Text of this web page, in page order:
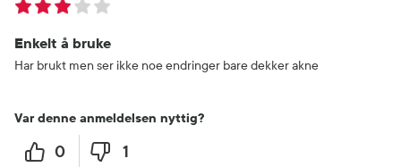
Enkelt å bruke
Har brukt men ser ikke noe endringer bare dekker akne
Var denne anmeldelsen nyttig?
0 1